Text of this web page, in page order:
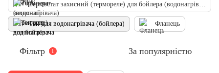
Термостат захисний (термореле) для бойлера (водонагрівача)
Тен для водонагрівача (бойлера) Фланець
Фільтр 1 За популярністю